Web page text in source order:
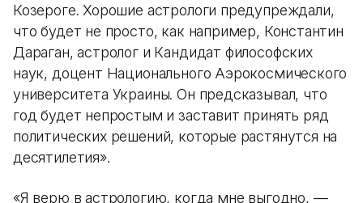
Козероге. Хорошие астрологи предупреждали,
что будет не просто, как например, Константин
Дараган, астролог и Кандидат философских
наук, доцент Национального Аэрокосмического
университета Украины. Он предсказывал, что
год будет непростым и заставит принять ряд
политических решений, которые растянутся на
десятилетия».
«Я верю в астрологию, когда мне выгодно, —